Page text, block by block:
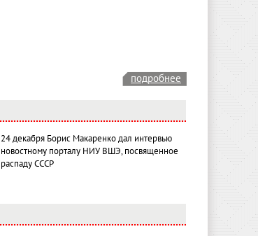
подробнее
24 декабря Борис Макаренко дал интервью
новостному порталу НИУ ВШЭ, посвященное
распаду СССР